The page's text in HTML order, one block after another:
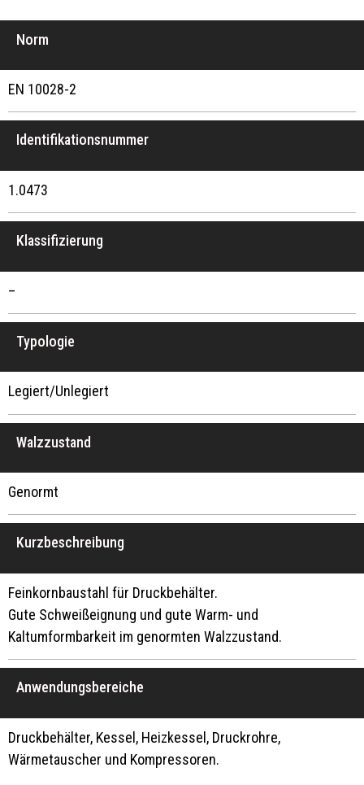
Norm
EN 10028-2
Identifikationsnummer
1.0473
Klassifizierung
–
Typologie
Legiert/Unlegiert
Walzzustand
Genormt
Kurzbeschreibung
Feinkornbaustahl für Druckbehälter.
Gute Schweißeignung und gute Warm- und
Kaltumformbarkeit im genormten Walzzustand.
Anwendungsbereiche
Druckbehälter, Kessel, Heizkessel, Druckrohre,
Wärmetauscher und Kompressoren.